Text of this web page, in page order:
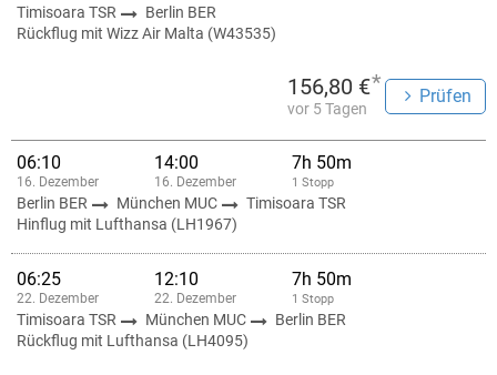
Timisoara TSR
Berlin BER
Rückflug mit Wizz Air Malta (W43535)
156,80 €*
vor 5 Tagen
Prüfen
06:10
16. Dezember
14:00
16. Dezember
7h 50m
1 Stopp
Berlin BER München MUC
Timisoara TSR
Hinflug mit Lufthansa (LH1967)
06:25
22. Dezember
12:10
22. Dezember
7h 50m
1 Stopp
Timisoara TSR München MUC
Berlin BER
Rückflug mit Lufthansa (LH4095)